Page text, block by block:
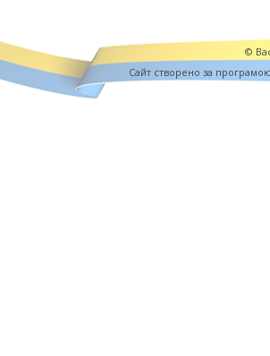
©
Cайт створено за